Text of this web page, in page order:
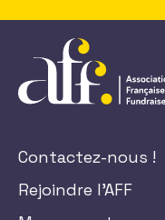
Contactez-nous !
Rejoindre l'AFF